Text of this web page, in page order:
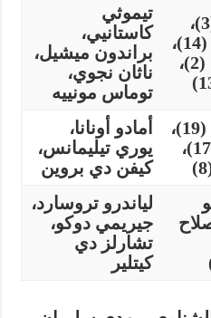
محمد هاني (3)،
حمدي فتحي (14)،
ياسر إبراهيم (2)،
تيموثي
كاستانيي،
براندون ميشيل،
ناثان نجوي،
توماس مونييه
مروان عطية (19)،
مهند لاشين (17)،
أمادو أونانا،
يوري تيليمانس،
كيفن دي بروين
لياندرو تروسارد،
جيريمي دوكو،
تشارلز دي
كيتلير